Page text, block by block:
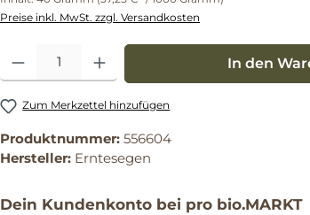
Preise inkl. MwSt. zzgl. Versandkosten
Produkt Anzahl: Gib den gewünschten Wert ein oder
In den
Zum Merkzettel hinzufügen
Produktnummer: 556604
Hersteller: Erntesegen
Dein Kundenkonto bei pro bio.MARKT